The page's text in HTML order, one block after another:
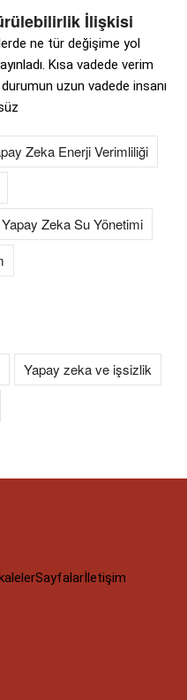
İlişkisi
ne tür değişime yol
Kısa vadede verim
uzun vadede insanı
Zeka Enerji Verimliliği
Yapay Zeka Su Yönetimi
Yapay zeka ve işsizlik
Sayfalarİletişim